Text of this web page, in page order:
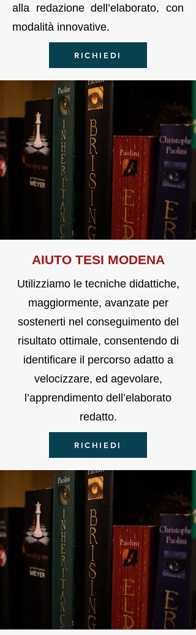
alla redazione dell’elaborato, con
modalità innovative.
RICHIEDI
AIUTO TESI MODENA
Utilizziamo le tecniche didattiche,
maggiormente, avanzate per
sostenerti nel conseguimento del
risultato ottimale, consentendo di
identificare il percorso adatto a
velocizzare, ed agevolare,
l’apprendimento dell’elaborato
redatto.
RICHIEDI